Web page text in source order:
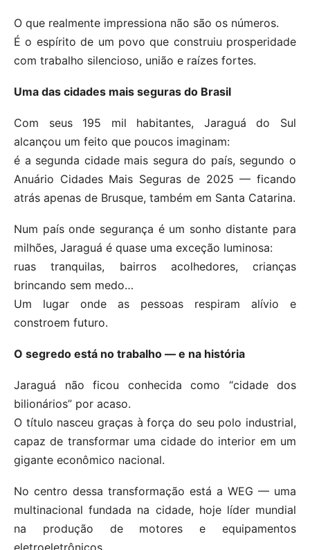
O que realmente impressiona não são os números.
É o espírito de um povo que construiu prosperidade
com trabalho silencioso, união e raízes fortes.
Uma das cidades mais seguras do Brasil
Com seus 195 mil habitantes, Jaraguá do Sul
alcançou um feito que poucos imaginam:
é a segunda cidade mais segura do país, segundo o
Anuário Cidades Mais Seguras de 2025 — ficando
atrás apenas de Brusque, também em Santa Catarina.
Num país onde segurança é um sonho distante para
milhões, Jaraguá é quase uma exceção luminosa:
ruas tranquilas, bairros acolhedores, crianças
brincando sem medo…
Um lugar onde as pessoas respiram alívio e
constroem futuro.
O segredo está no trabalho — e na história
Jaraguá não ficou conhecida como “cidade dos
bilionários” por acaso.
O título nasceu graças à força do seu polo industrial,
capaz de transformar uma cidade do interior em um
gigante econômico nacional.
No centro dessa transformação está a WEG — uma
multinacional fundada na cidade, hoje líder mundial
na produção de motores e equipamentos